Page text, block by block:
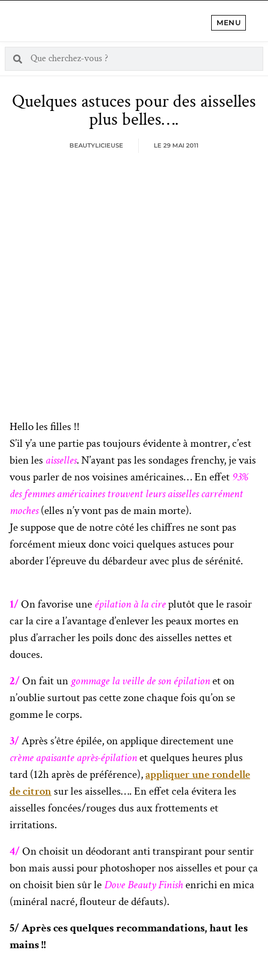
MENU
Quelques astuces pour des aisselles
plus belles….
BEAUTYLICIEUSE LE 29 MAI 2011
Hello les filles !!
S’il y’a une partie pas toujours évidente à montrer, c’est
bien les aisselles. N’ayant pas les sondages frenchy, je vais
vous parler de nos voisines américaines… En effet 93%
des femmes américaines trouvent leurs aisselles carrément
moches(elles n’y vont pas de main morte).
Je suppose que de notre côté les chiffres ne sont pas
forcément mieux donc voici quelques astuces pour
aborder l’épreuve du débardeur avec plus de sérénité.
1/On favorise une épilation à la cireplutôt que le rasoir
car la cire a l’avantage d’enlever les peaux mortes en
plus d’arracher les poils donc des aisselles nettes et
douces.
2/On fait ungommage la veille de son épilationet on
n’oublie surtout pas cette zone chaque fois qu’on se
gomme le corps.
3/Après s’être épilée, on applique directement une
crème apaisante après-épilationet quelques heures plus
tard (12h après de préférence),appliquer une rondelle
de citronsur les aisselles…. En effet cela évitera les
aisselles foncées/rouges dus aux frottements et
irritations.
4/On choisit un déodorant anti transpirant pour sentir
bon mais aussi pour photoshoper nos aisselles et pour ça
on choisit bien sûr leDove Beauty Finishenrichi en mica
(minéral nacré, flouteur de défauts).
5/ Après ces quelques recommandations, haut les
mains !!